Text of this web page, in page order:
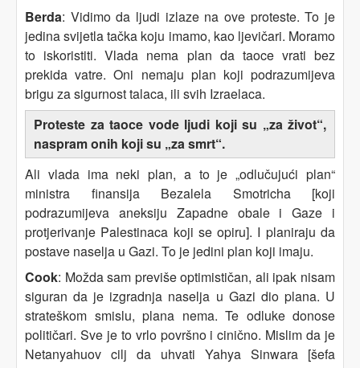
Berda: Vidimo da ljudi izlaze na ove proteste. To je
jedina svijetla tačka koju imamo, kao ljevičari. Moramo
to iskoristiti. Vlada nema plan da taoce vrati bez
prekida vatre. Oni nemaju plan koji podrazumijeva
brigu za sigurnost talaca, ili svih Izraelaca.
Proteste za taoce vode ljudi koji su „za život“,
naspram onih koji su „za smrt“.
Ali vlada ima neki plan, a to je „odlučujući plan“
ministra finansija Bezalela Smotricha [koji
podrazumijeva aneksiju Zapadne obale i Gaze i
protjerivanje Palestinaca koji se opiru]. I planiraju da
postave naselja u Gazi. To je jedini plan koji imaju.
Cook: Možda sam previše optimističan, ali ipak nisam
siguran da je izgradnja naselja u Gazi dio plana. U
strateškom smislu, plana nema. Te odluke donose
političari. Sve je to vrlo površno i cinično. Mislim da je
Netanyahuov cilj da uhvati Yahya Sinwara [šefa